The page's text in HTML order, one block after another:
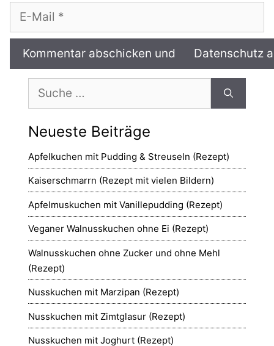
E-
Mail
nach:
Neueste Beiträge
Apfelkuchen mit Pudding & Streuseln (Rezept)
Kaiserschmarrn (Rezept mit vielen Bildern)
Apfelmuskuchen mit Vanillepudding (Rezept)
Veganer Walnusskuchen ohne Ei (Rezept)
Walnusskuchen ohne Zucker und ohne Mehl
(Rezept)
Nusskuchen mit Marzipan (Rezept)
Nusskuchen mit Zimtglasur (Rezept)
Nusskuchen mit Joghurt (Rezept)